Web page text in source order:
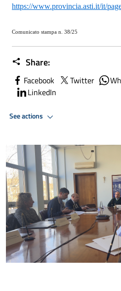
https://www.provincia.asti.it/it/
Comunicato stampa n. 38/25
Share:
Facebook Twitter
LinkedIn
See actions